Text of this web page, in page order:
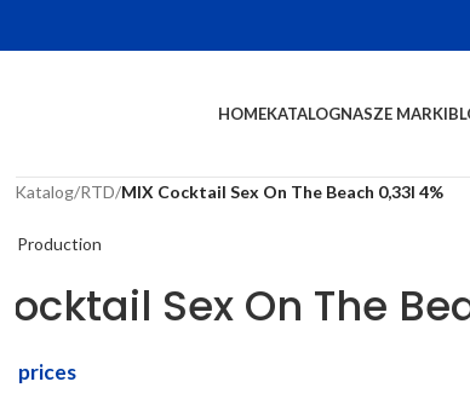
HOMEKATALOGNASZE MARKI
Katalog/RTD/MIX Cocktail Sex On The Beach 0,33l 4%
Production
Sex On The
prices